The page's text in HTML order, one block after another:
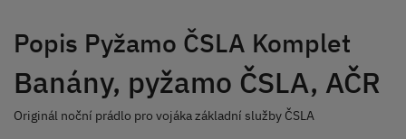
Popis Pyžamo ČSLA Komplet
Banány, pyžamo ČSLA, AČR
Originál noční prádlo pro vojáka základní služby ČSLA